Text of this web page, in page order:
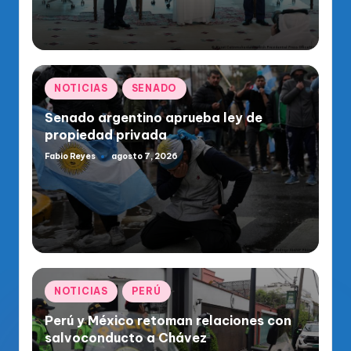
Publicado
en
NOTICIAS SENADO
Senado argentino aprueba ley de
propiedad privada
Publicado
por
Fabio Reyes agosto 7, 2026
Publicado
en
NOTICIAS PERÚ
Perú y México retoman relaciones con
salvoconducto a Chávez